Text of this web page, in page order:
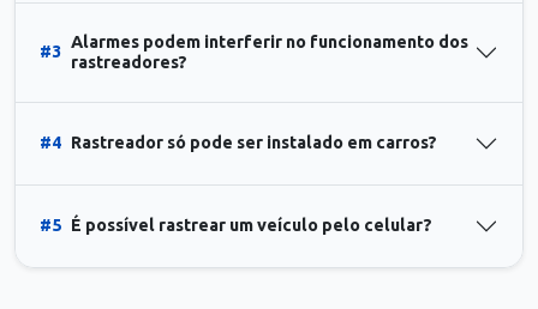
#3
Alarmes podem interferir no funcionamento dos
rastreadores?
#4 Rastreador só pode ser instalado em carros?
#5 É possível rastrear um veículo pelo celular?